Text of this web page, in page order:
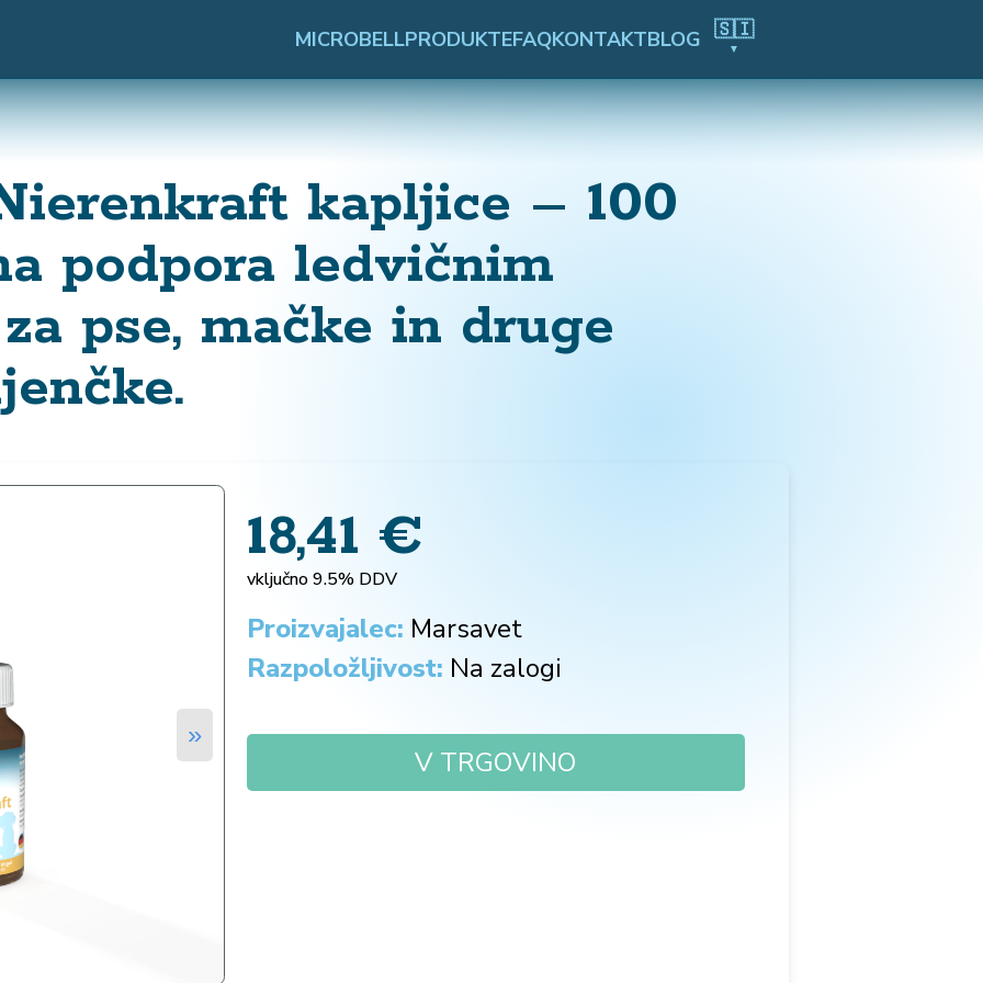
MICROBELLPRODUKTEFAQKONTAKTBLOG 🇸🇮
▼
kapljice – 100
podpora ledvičnim
pse, mačke in druge
»
18,41 €
vključno 9.5% DDV
Proizvajalec: Marsavet
Razpoložljivost: Na zalogi
V TRGOVINO